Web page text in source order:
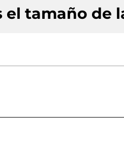
el tamaño de